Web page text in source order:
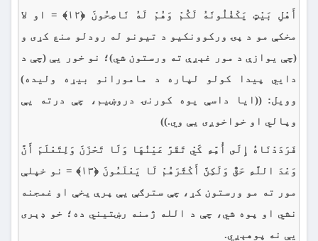
أَهْلِ بَيْتٍ يَكْفُلُونَهُ لَكُمْ وَهُمْ لَهُ نَاصِحُونَ ﴿۱۲﴾ = او لا
مخکې مو د پۍ وركوونكيو د تیونو له رودلو منع كړى و
(چې يوازې د مور غېږې ته ورستون شي)؛ نو خور يې (چې د
دايي پيدا كولو لپاره د مامورانو بيړه وليده)
وويل: ((ايا داسې یوه كورنۍ دروښيم، چې درته یې
وپالي او خواخوږی يې وي.))
فَرَدَدْنَاهُ إِلَى أُمِّهِ كَيْ تَقَرَّ عَيْنُهَا وَلَا تَحْزَنَ وَلِتَعْلَمَ أَنَّ
وَعْدَ اللَّهِ حَقٌّ وَلَكِنَّ أَكْثَرَهُمْ لَا يَعْلَمُونَ ﴿۱۳﴾ = نو خپلې
مور ته مو ورستون کړ، چې سترګې يې پرې يخې او غمجنه
نشي او پوه شي، چې د الله ژمنه رښتيني ده؛ خو ډېرى
يې نه پوهېږي.